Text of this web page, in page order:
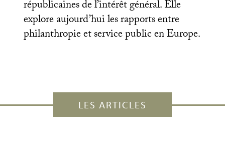
républicaines de l’intérêt général. Elle
explore aujourd’hui les rapports entre
philanthropie et service public en Europe.
LES ARTICLES